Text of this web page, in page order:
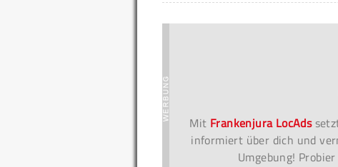
Mit Frankenjura LocAds
informiert über dich und
Umgebung!